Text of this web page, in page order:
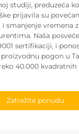
studiji, preduzeća
prijavila su
i smanjenje vremena
Naša
sertifikaciji, i
pogon u
40.000 kvadratnih
Zatražite ponudu